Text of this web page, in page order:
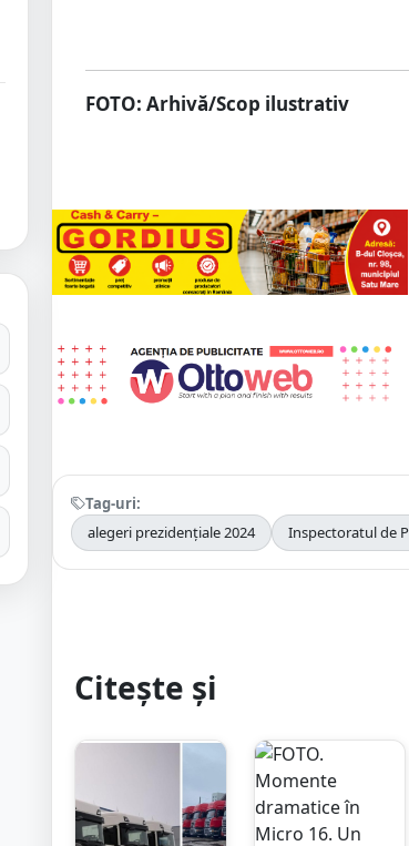
FOTO: Arhivă/Scop ilustrativ
Tag-uri:
alegeri prezidențiale 2024
Inspectoratul de
Citește și